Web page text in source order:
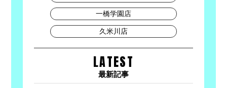
一橋学園店
久米川店
LATEST
最新記事